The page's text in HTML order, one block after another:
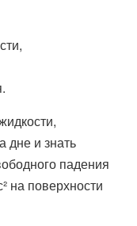
дне и знать
падения
на поверхности